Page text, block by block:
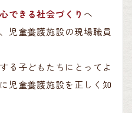
できる社会づくり へ
児童養護施設の現場職員
る子どもたちにとってよ
児童養護施設を正しく知